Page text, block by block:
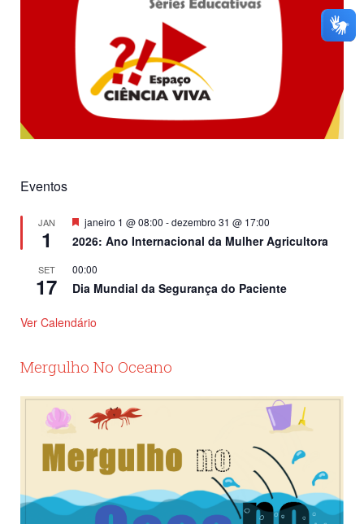
Eventos
JAN
1
Destacado
janeiro 1 @ 08:00 -dezembro 31 @ 17:00
2026: Ano Internacional da Mulher Agricultora
SET
17
00:00
Dia Mundial da Segurança do Paciente
Ver Calendário
Mergulho No Oceano